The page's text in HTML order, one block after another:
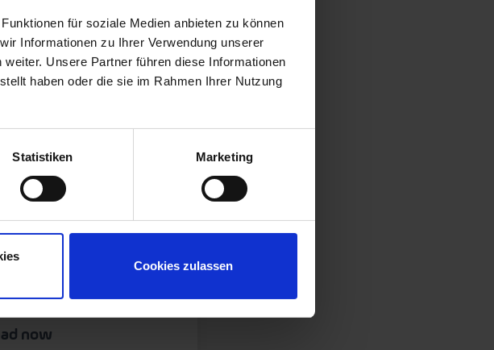
für soziale Medien anbieten zu können
Informationen zu Ihrer Verwendung unserer
Unsere Partner führen diese Informationen
haben oder die sie im Rahmen Ihrer Nutzung
Statistiken Marketing
Cookies zulassen
Fact Sheet
now